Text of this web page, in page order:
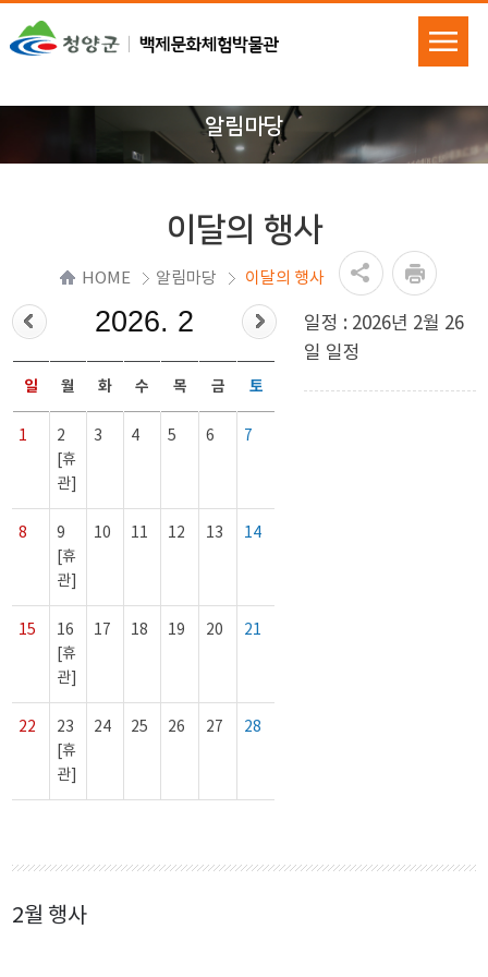
알림마당
이달의 행사
HOME 알림마당 이달의 행사
2026. 2
일 월 화 수 목 금 토
1
2
[휴
관]
3 4 5 6 7
8
9
[휴
관]
10 11 12 13 14
15
16
[휴
관]
17 18 19 20 21
22
23
[휴
관]
24 25 26 27 28
일정 : 2026년 2월 26
일 일정
2월 행사